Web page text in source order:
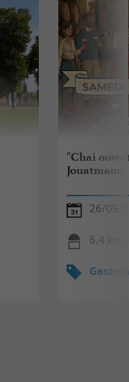
"Chai
Jouatmaou
26/09/
6,4 km